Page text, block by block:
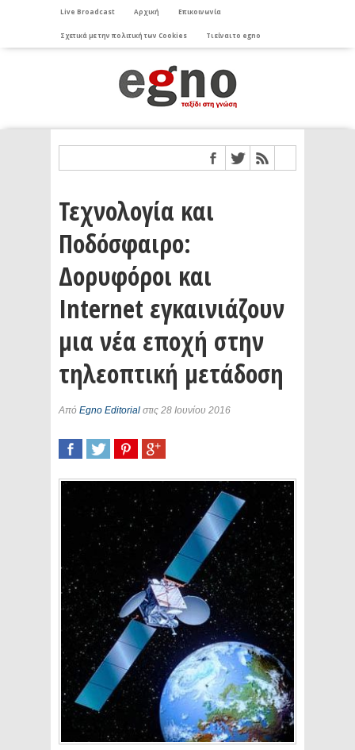
Live Broadcast Αρχική Επικοινωνία
Σχετικά με την πολιτική των Cookies Τι είναι το egno
Τεχνολογία και
Ποδόσφαιρο:
Δορυφόροι και
Internet εγκαινιάζουν
μια νέα εποχή στην
τηλεοπτική μετάδοση
Από Egno Editorial στις 28 Ιουνίου 2016